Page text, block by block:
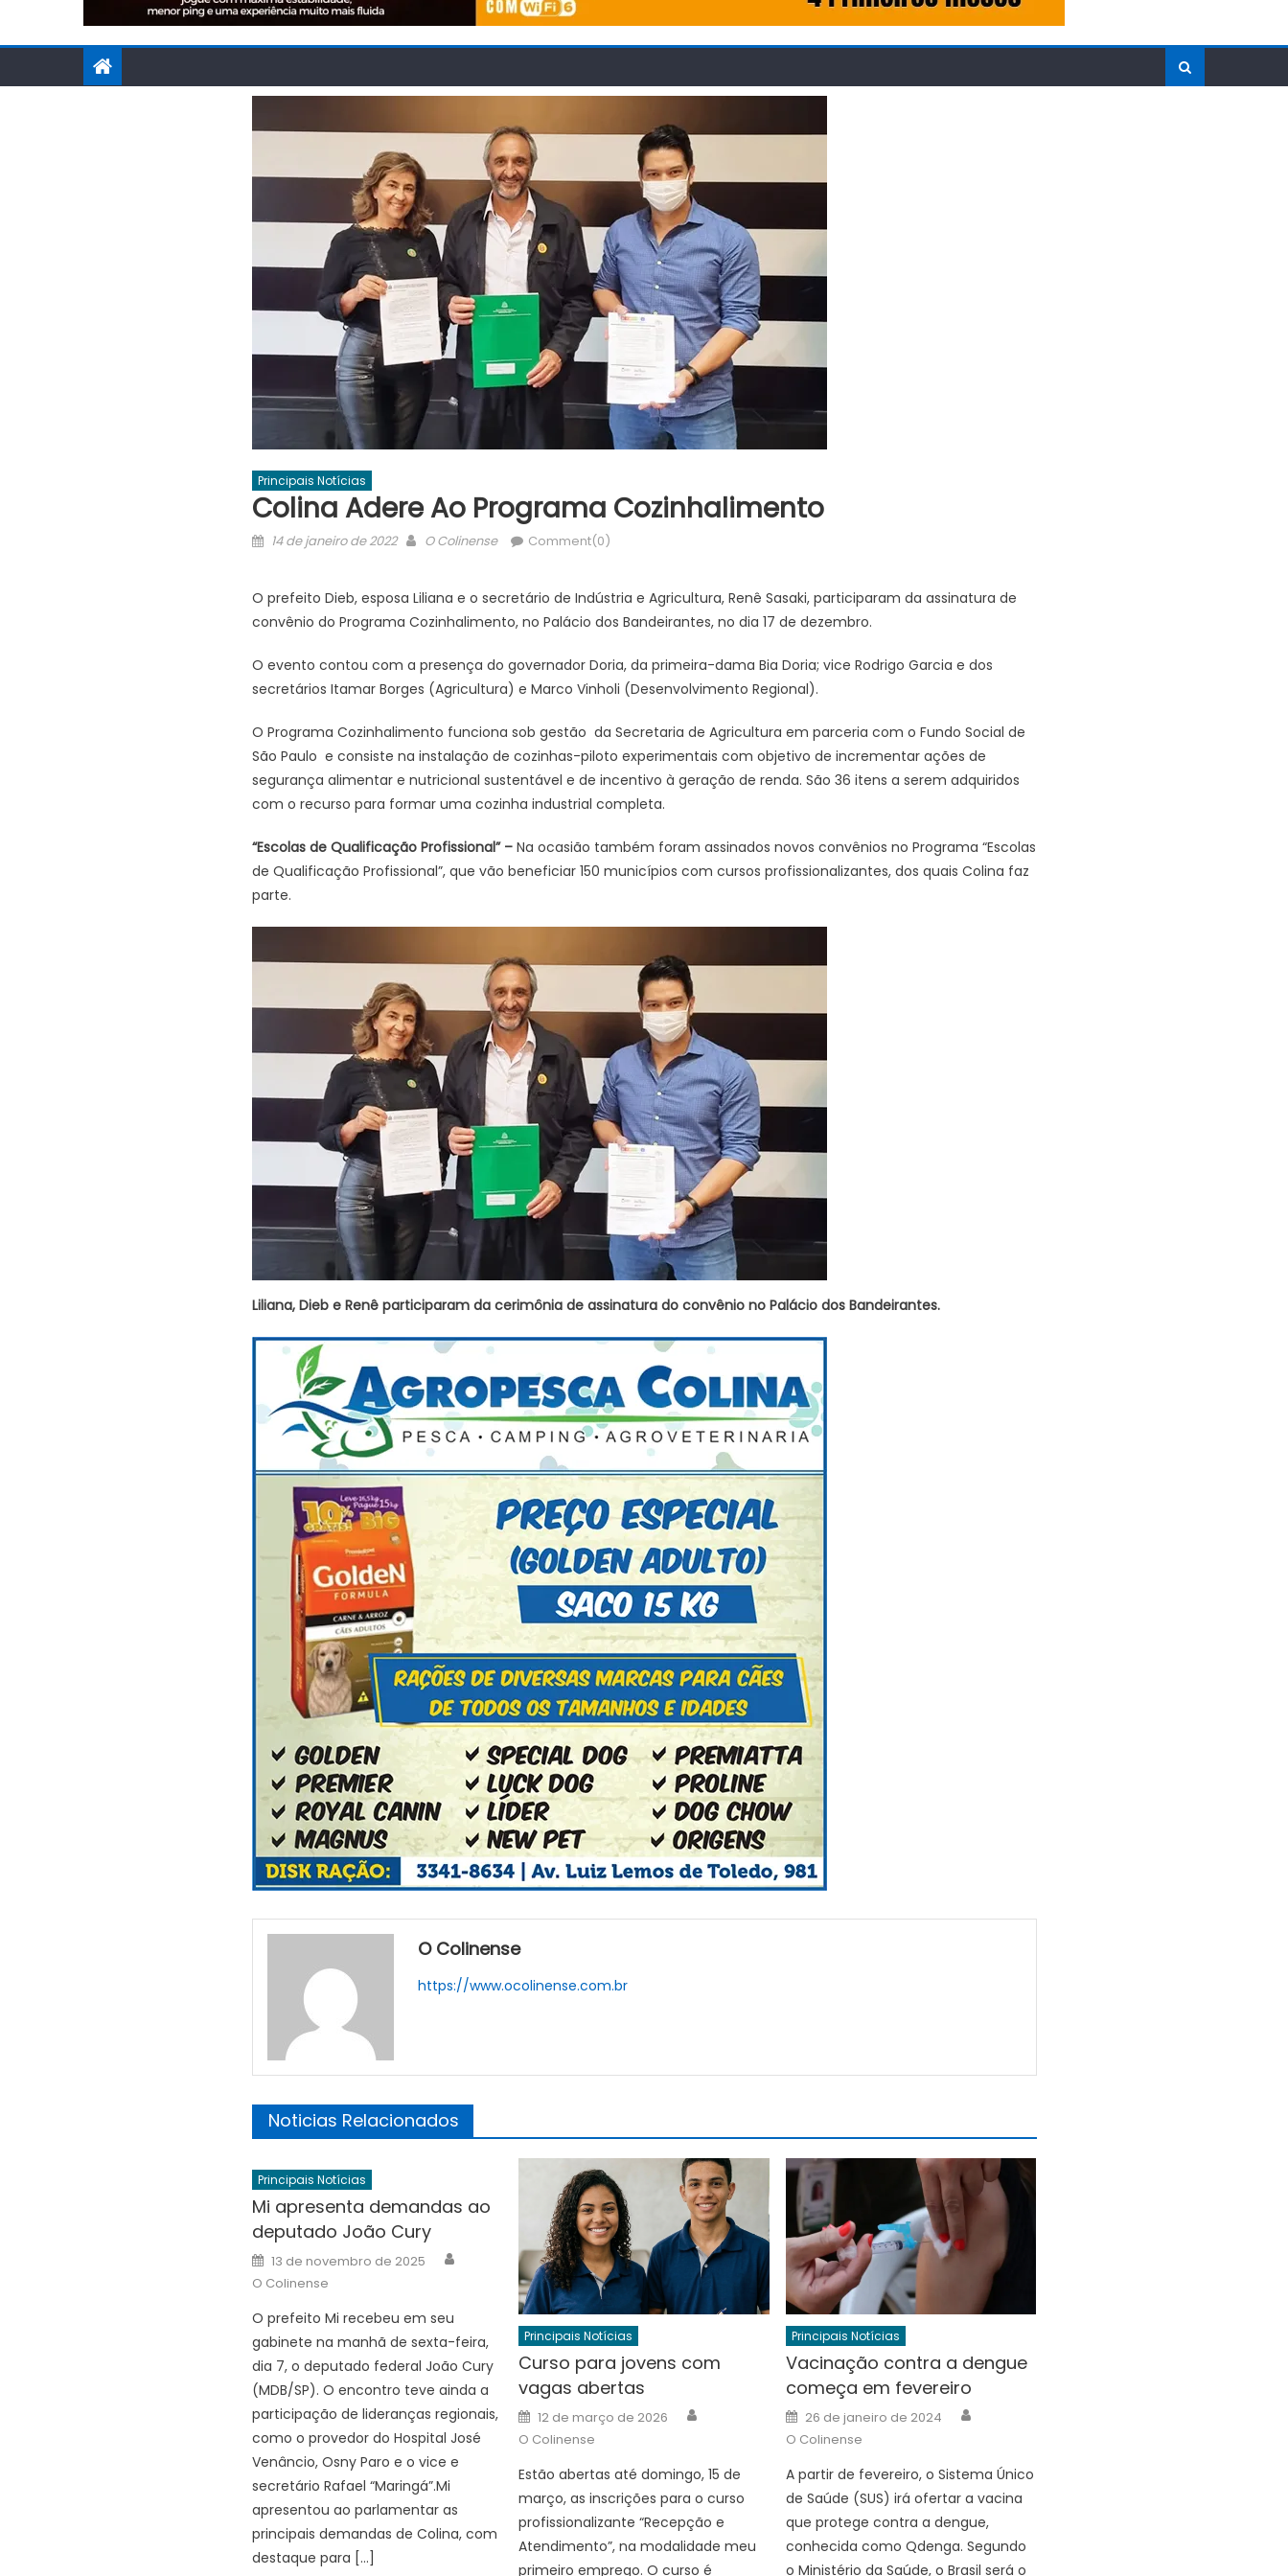
Principais Notícias
Colina Adere Ao Programa Cozinhalimento
Posted
14 de janeiro de 2022 Author
O Colinense Comment(0)
O prefeito Dieb, esposa Liliana e o secretário de Indústria e Agricultura, Renê Sasaki, participaram da assinatura de
convênio do Programa Cozinhalimento, no Palácio dos Bandeirantes, no dia 17 de dezembro.
O evento contou com a presença do governador Doria, da primeira-dama Bia Doria; vice Rodrigo Garcia e dos
secretários Itamar Borges (Agricultura) e Marco Vinholi (Desenvolvimento Regional).
O Programa Cozinhalimento funciona sob gestão da Secretaria de Agricultura em parceria com o Fundo Social de
São Paulo e consiste na instalação de cozinhas-piloto experimentais com objetivo de incrementar ações de
segurança alimentar e nutricional sustentável e de incentivo à geração de renda. São 36 itens a serem adquiridos
com o recurso para formar uma cozinha industrial completa.
“Escolas de Qualificação Profissional” –Na ocasião também foram assinados novos convênios no Programa “Escolas
de Qualificação Profissional”, que vão beneficiar 150 municípios com cursos profissionalizantes, dos quais Colina faz
parte.
Liliana, Dieb e Renê participaram da cerimônia de assinatura do convênio no Palácio dos Bandeirantes.
O Colinense
https://www.ocolinense.com.br
Noticias Relacionados
Principais Notícias
Mi apresenta demandas ao
deputado João Cury
Posted
on
13 de novembro de 2025
O Colinense
O prefeito Mi recebeu em seu
gabinete na manhã de sexta-feira,
dia 7, o deputado federal João Cury
(MDB/SP). O encontro teve ainda a
participação de lideranças regionais,
como o provedor do Hospital José
Venâncio, Osny Paro e o vice e
secretário Rafael “Maringá”.Mi
apresentou ao parlamentar as
principais demandas de Colina, com
destaque para […]
Principais Notícias
Curso para jovens com
vagas abertas
Posted
on
12 de março de 2026
O Colinense
Estão abertas até domingo, 15 de
março, as inscrições para o curso
profissionalizante “Recepção e
Atendimento”, na modalidade meu
primeiro emprego. O curso é
Principais Notícias
Vacinação contra a dengue
começa em fevereiro
Posted
on
26 de janeiro de 2024
O Colinense
A partir de fevereiro, o Sistema Único
de Saúde (SUS) irá ofertar a vacina
que protege contra a dengue,
conhecida como Qdenga. Segundo
o Ministério da Saúde, o Brasil será o